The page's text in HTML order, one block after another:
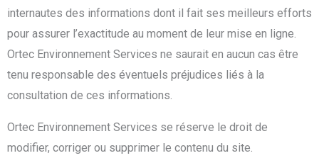
internautes des informations dont il fait ses meilleurs efforts
pour assurer l’exactitude au moment de leur mise en ligne.
Ortec Environnement Services ne saurait en aucun cas être
tenu responsable des éventuels préjudices liés à la
consultation de ces informations.
Ortec Environnement Services se réserve le droit de
modifier, corriger ou supprimer le contenu du site.